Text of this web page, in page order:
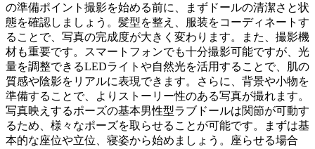
の準備ポイント撮影を始める前に、まずドールの清潔さと状
態を確認しましょう。髪型を整え、服装をコーディネートす
ることで、写真の完成度が大きく変わります。また、撮影機
材も重要です。スマートフォンでも十分撮影可能ですが、光
量を調整できるLEDライトや自然光を活用することで、肌の
質感や陰影をリアルに表現できます。さらに、背景や小物を
準備することで、よりストーリー性のある写真が撮れます。
写真映えするポーズの基本男性型ラブドールは関節が可動す
るため、様々なポーズを取らせることが可能です。まずは基
本的な座位や立位、寝姿から始めましょう。座らせる場合